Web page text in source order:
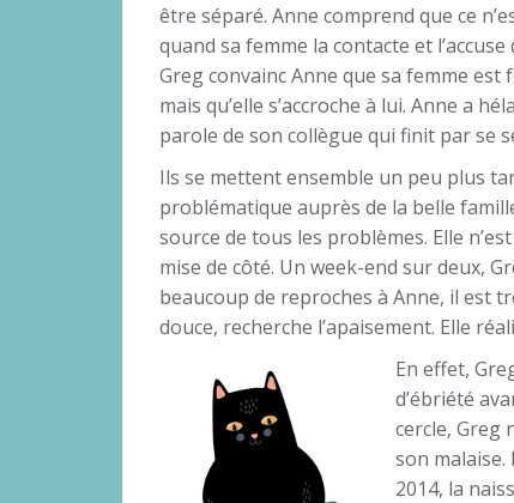
être séparé. Anne comprend que ce
quand sa femme la contacte et
Greg convainc Anne que sa femme est
mais qu’elle s’accroche à lui. Anne a
parole de son collègue qui finit par se
Ils se mettent ensemble un peu plus
problématique auprès de la belle
source de tous les problèmes. Elle
mise de côté. Un week-end sur deux,
beaucoup de reproches à Anne, il est
douce, recherche l’apaisement. Elle
En effet,
d’ébriété
cercle, Greg
son malaise.
2014, la